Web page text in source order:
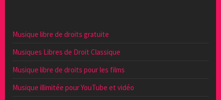
Musique libre de droits gratuite
Musiques Libres de Droit Classique
Musique libre de droits pour les films
Musique illimitée pour YouTube et vidéo